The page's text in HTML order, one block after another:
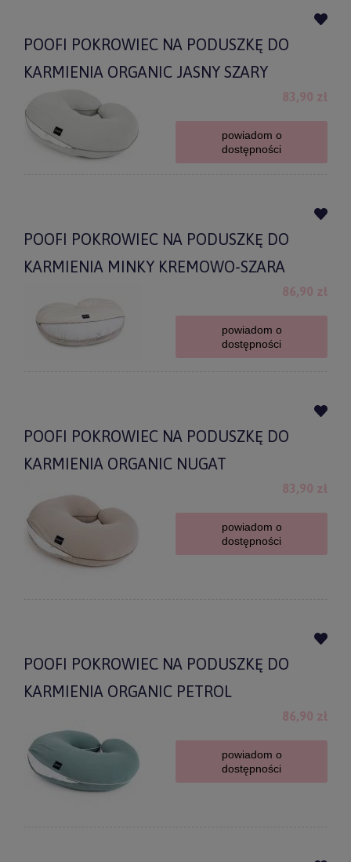
POOFI POKROWIEC NA PODUSZKĘ DO
KARMIENIA ORGANIC JASNY SZARY
83,90 zł
powiadom o
dostępności
POOFI POKROWIEC NA PODUSZKĘ DO
KARMIENIA MINKY KREMOWO-SZARA
86,90 zł
powiadom o
dostępności
POOFI POKROWIEC NA PODUSZKĘ DO
KARMIENIA ORGANIC NUGAT
83,90 zł
powiadom o
dostępności
POOFI POKROWIEC NA PODUSZKĘ DO
KARMIENIA ORGANIC PETROL
86,90 zł
powiadom o
dostępności